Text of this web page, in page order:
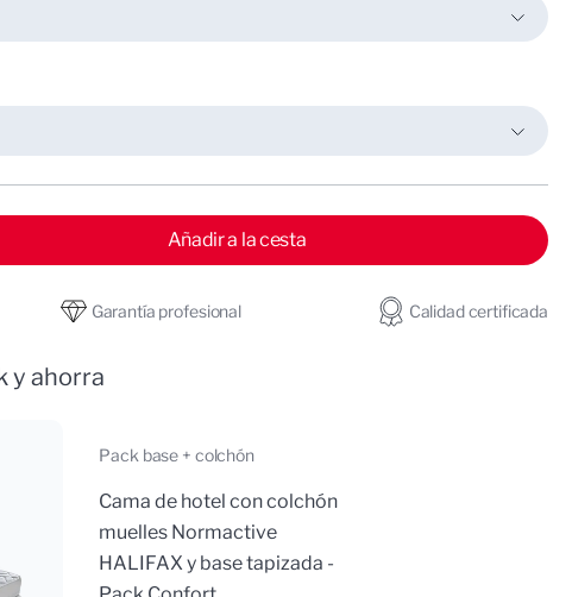
para Colchón de muelles Normactive HALIFAX
para Colchón de muelles Normactive
Añadir a la cesta
Garantía profesional Calidad certificada
y ahorra
pack base + colchón
Cama de hotel con colchón
muelles Normactive
HALIFAX y base tapizada -